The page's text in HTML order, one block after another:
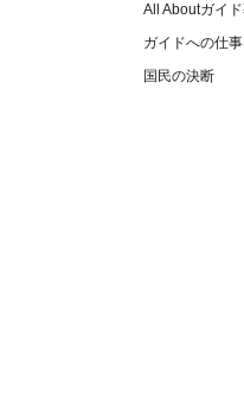
All Aboutガイ
ガイドへの仕
国民の決断